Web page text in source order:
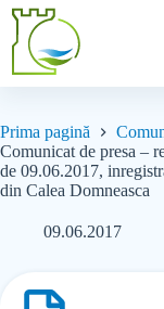
Prima pagină
Comunicat de presa –
de 09.06.2017,
din Calea Domneasca
09.06.2017